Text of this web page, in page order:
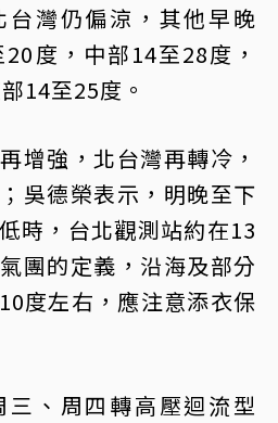
台灣仍偏涼，其他早晚
度，中部14至28度，
14至25度。
增強，北台灣再轉冷，
吳德榮表示，明晚至下
時，台北觀測站約在13
團的定義，沿海及部分
度左右，應注意添衣保
、周四轉高壓迴流型